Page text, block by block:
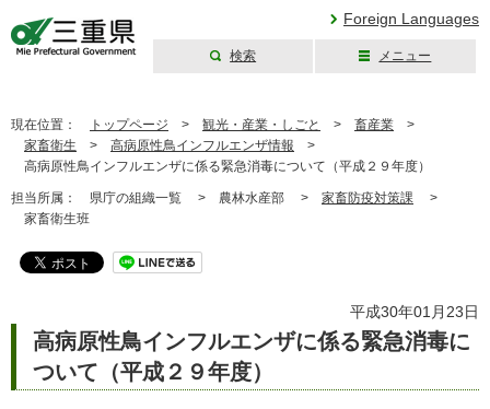
Foreign Languages
検索 メニュー
現在位置： トップページ > 観光・産業・しごと > 畜産業 >
家畜衛生 > 高病原性鳥インフルエンザ情報 >
高病原性鳥インフルエンザに係る緊急消毒について（平成２９年度）
担当所属： 県庁の組織一覧 > 農林水産部 > 家畜防疫対策課 >
家畜衛生班
平成30年01月23日
高病原性鳥インフルエンザに係る緊急消毒に
ついて（平成２９年度）